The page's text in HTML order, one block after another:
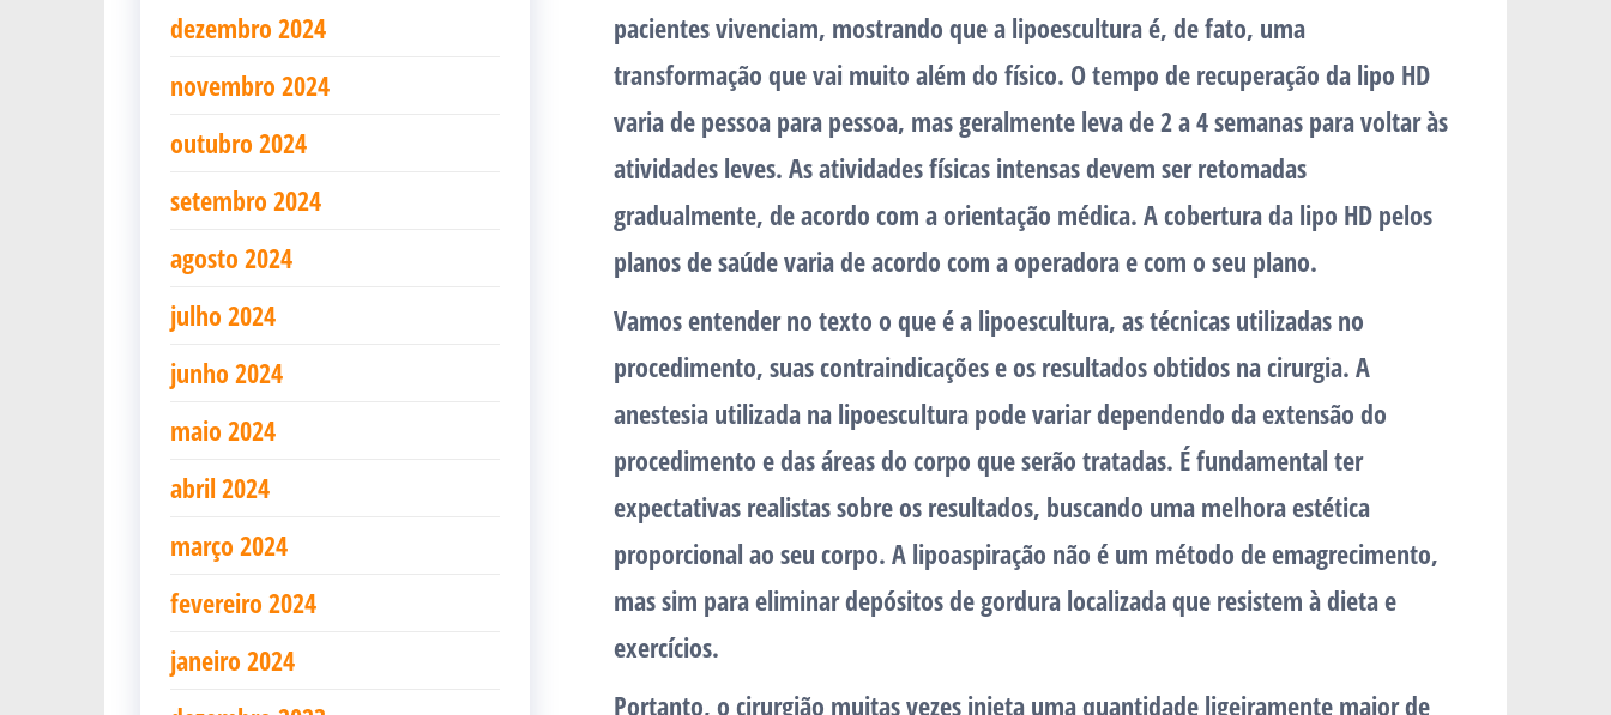
pacientes vivenciam, mostrando que a lipoescultura é, de fato, uma
transformação que vai muito além do físico. O tempo de recuperação da lipo HD
varia de pessoa para pessoa, mas geralmente leva de 2 a 4 semanas para voltar às
atividades leves. As atividades físicas intensas devem ser retomadas
gradualmente, de acordo com a orientação médica. A cobertura da lipo HD pelos
planos de saúde varia de acordo com a operadora e com o seu plano.
Vamos entender no texto o que é a lipoescultura, as técnicas utilizadas no
procedimento, suas contraindicações e os resultados obtidos na cirurgia. A
anestesia utilizada na lipoescultura pode variar dependendo da extensão do
procedimento e das áreas do corpo que serão tratadas. É fundamental ter
expectativas realistas sobre os resultados, buscando uma melhora estética
proporcional ao seu corpo. A lipoaspiração não é um método de emagrecimento,
mas sim para eliminar depósitos de gordura localizada que resistem à dieta e
exercícios.
Portanto, o cirurgião muitas vezes injeta uma quantidade ligeiramente maior de
dezembro 2024
novembro 2024
outubro 2024
setembro 2024
agosto 2024
julho 2024
junho 2024
maio 2024
abril 2024
março 2024
fevereiro 2024
janeiro 2024